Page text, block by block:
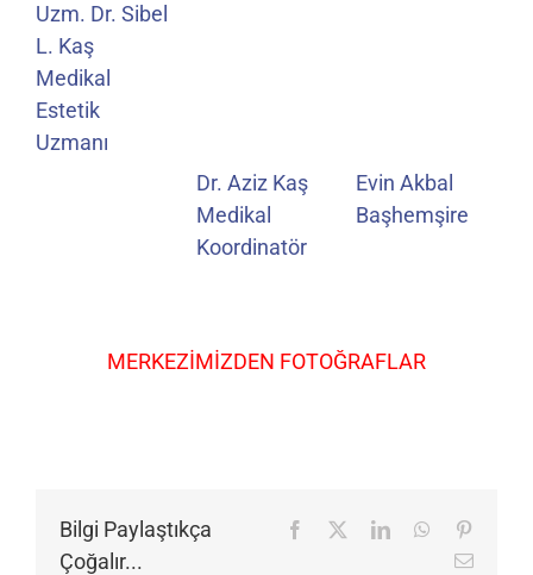
Uzm. Dr. Sibel
L. Kaş
Medikal
Estetik
Uzmanı
Dr. Aziz Kaş
Medikal
Koordinatör
Evin Akbal
Başhemşire
MERKEZİMİZDEN FOTOĞRAFLAR
Bilgi Paylaştıkça
Çoğalır...
Facebook LinkedInWhatsApp
E-